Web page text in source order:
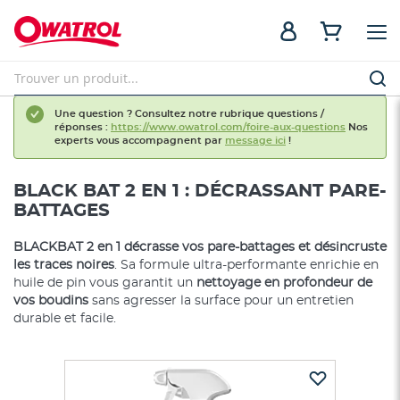
Une question ? Consultez notre rubrique questions /
réponses : https://www.owatrol.com/foire-aux-questions Nos
experts vous accompagnent par message ici !
BLACK BAT 2 EN 1 : DÉCRASSANT PARE-
BATTAGES
BLACKBAT 2 en 1
décrasse vos pare-battages et désincruste
les traces noires. Sa formule ultra-performante enrichie en
huile de pin vous garantit un nettoyage en profondeur de
vos boudins sans agresser la surface pour un entretien
durable et facile.
Skip